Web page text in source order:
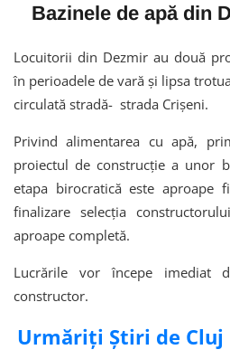
Bazinele de apă din
Locuitorii din Dezmir au două
în perioadele de vară și lipsa
circulată stradă- strada Crișeni.
Privind alimentarea cu apă,
proiectul de construcție a unor
etapa birocratică este aproape
finalizare selecția
aproape completă.
Lucrările vor începe imediat
constructor.
Urmăriți Știri de Cluj